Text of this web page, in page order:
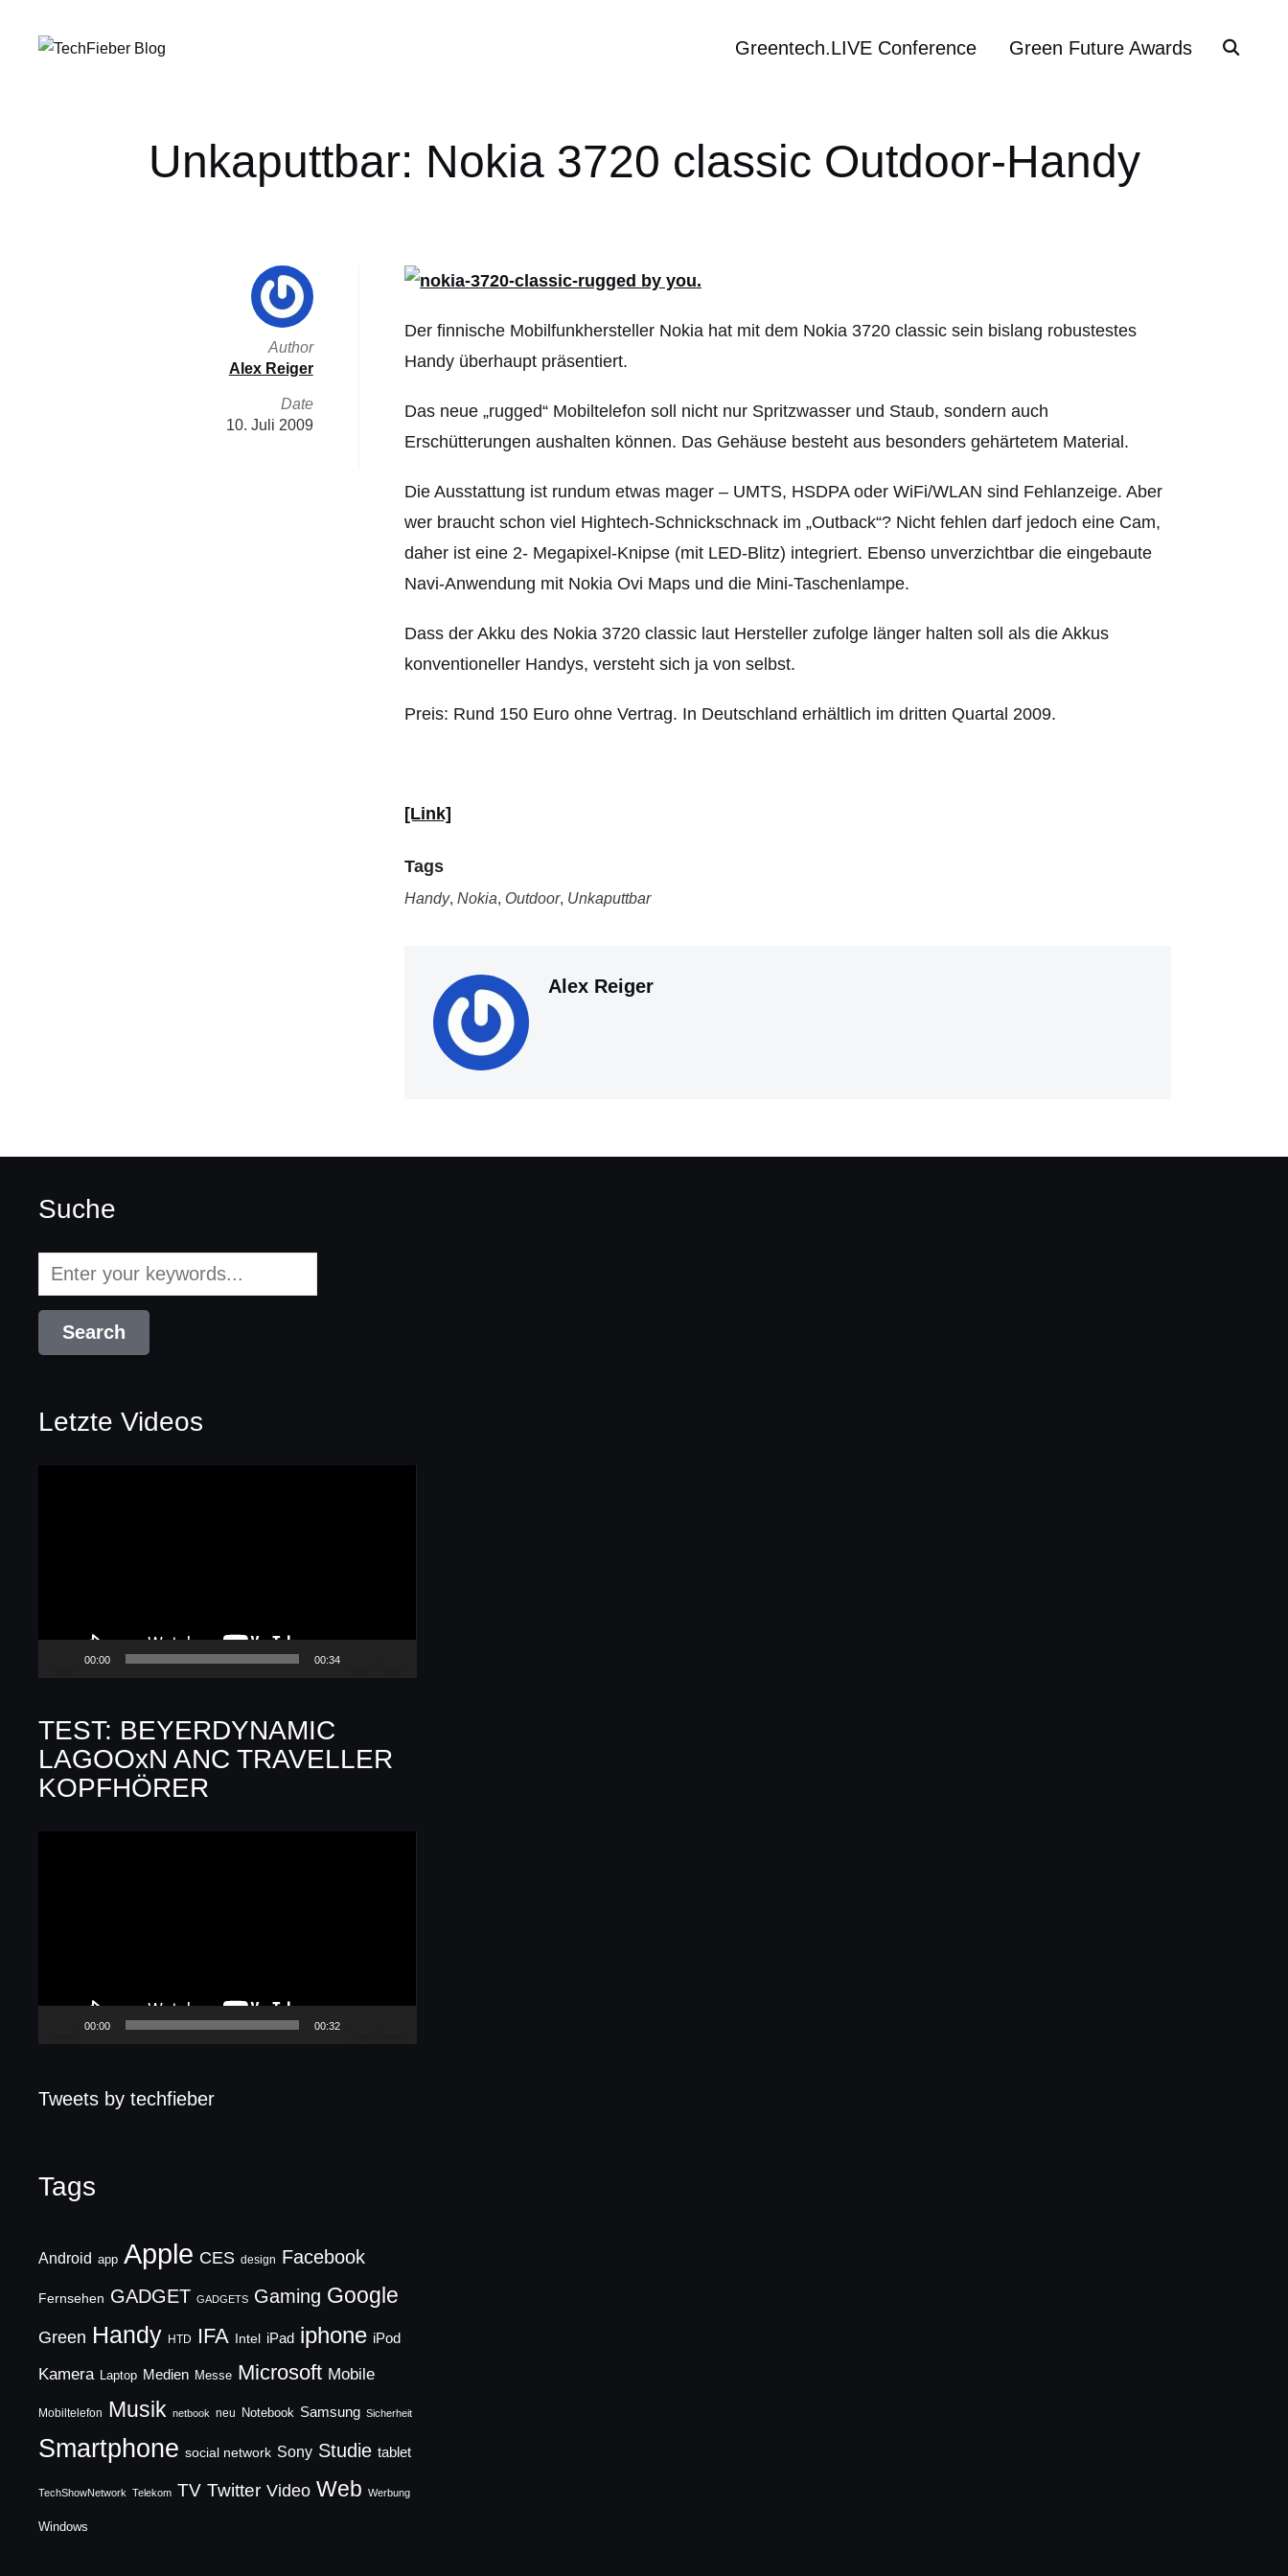
Greentech.LIVE Conference Green Future Awards
Unkaputtbar: Nokia 3720 classic Outdoor-Handy
Der finnische Mobilfunkhersteller Nokia hat mit dem Nokia 3720 classic sein bislang robustestes
Handy überhaupt präsentiert.
Das neue „rugged“ Mobiltelefon soll nicht nur Spritzwasser und Staub, sondern auch
Erschütterungen aushalten können. Das Gehäuse besteht aus besonders gehärtetem Material.
Die Ausstattung ist rundum etwas mager – UMTS, HSDPA oder WiFi/WLAN sind Fehlanzeige. Aber
wer braucht schon viel Hightech-Schnickschnack im „Outback“? Nicht fehlen darf jedoch eine Cam,
daher ist eine 2- Megapixel-Knipse (mit LED-Blitz) integriert. Ebenso unverzichtbar die eingebaute
Navi-Anwendung mit Nokia Ovi Maps und die Mini-Taschenlampe.
Dass der Akku des Nokia 3720 classic laut Hersteller zufolge länger halten soll als die Akkus
konventioneller Handys, versteht sich ja von selbst.
Preis: Rund 150 Euro ohne Vertrag. In Deutschland erhältlich im dritten Quartal 2009.
[Link]
Tags
Handy, Nokia, Outdoor, Unkaputtbar
Alex Reiger
Author
Alex Reiger
Date
10. Juli 2009
Suche
Letzte Videos
00:00 00:34
TEST: BEYERDYNAMIC
LAGOOxN ANC TRAVELLER
KOPFHÖRER
00:00 00:32
Tweets by techfieber
Tags
Android app Apple CES design Facebook
Fernsehen GADGET GADGETS Gaming Google
Green Handy HTD IFA Intel iPad iphone iPod
Kamera Laptop Medien Messe Microsoft Mobile
Mobiltelefon Musik netbook neu Notebook Samsung Sicherheit
Smartphone social network Sony Studie tablet
TechShowNetwork Telekom TV Twitter Video Web Werbung
Windows